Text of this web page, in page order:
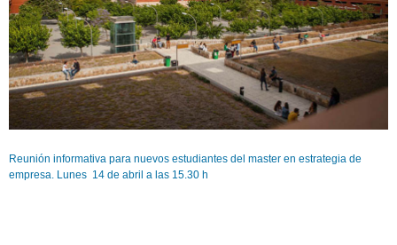
Reunión informativa para nuevos estudiantes del master en estrategia de
empresa. Lunes 14 de abril a las 15.30 h